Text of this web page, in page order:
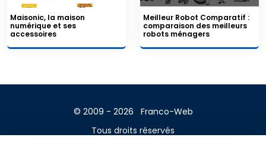
Maisonic, la maison
numérique et ses
accessoires
Meilleur Robot Comparatif :
comparaison des meilleurs
robots ménagers
© 2009 - 2026
Franco-Web
Tous droits réservés